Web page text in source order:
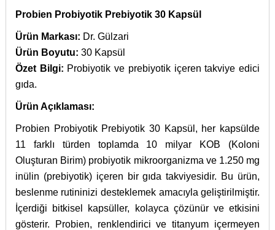
Probien Probiyotik Prebiyotik 30 Kapsül
Ürün Markası: Dr. Gülzari
Ürün Boyutu: 30 Kapsül
Özet Bilgi: Probiyotik ve prebiyotik içeren takviye edici
gıda.
Ürün Açıklaması:
Probien Probiyotik Prebiyotik 30 Kapsül, her kapsülde
11 farklı türden toplamda 10 milyar KOB (Koloni
Oluşturan Birim) probiyotik mikroorganizma ve 1.250 mg
inülin (prebiyotik) içeren bir gıda takviyesidir. Bu ürün,
beslenme rutininizi desteklemek amacıyla geliştirilmiştir.
İçerdiği bitkisel kapsüller, kolayca çözünür ve etkisini
gösterir. Probien, renklendirici ve titanyum içermeyen